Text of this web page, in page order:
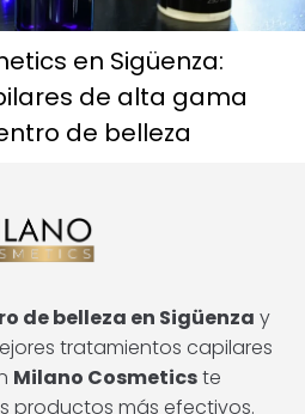
en Sigüenza:
de alta gama
de belleza
de belleza en Sigüenza y
tratamientos capilares
Milano Cosmeticste
productos más efectivos.